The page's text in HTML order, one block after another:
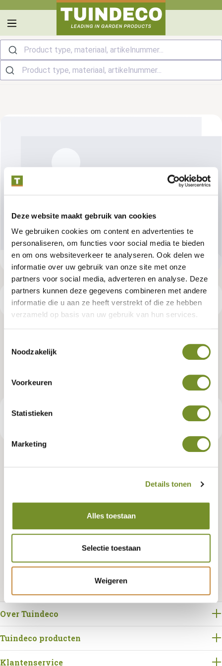
Deze website maakt gebruik van cookies
We gebruiken cookies om content en advertenties te
personaliseren, om functies voor social media te bieden
en om ons websiteverkeer te analyseren. Ook delen we
informatie over uw gebruik van onze site met onze
partners voor social media, adverteren en analyse. Deze
partners kunnen deze gegevens combineren met andere
informatie die u aan ze heeft verstrekt of die ze hebben
verzameld op basis van uw gebruik van hun services.
Noodzakelijk
Voorkeuren
Statistieken
Marketing
Details tonen
Alles toestaan
Selectie toestaan
Weigeren
Product type, materiaal, artikelnummer...
Productspecificaties
geïmpregneerd
Artikelnummer:
€ 2.859,00
Tuindeco dealer? Log in voor je eigen prijzen.
Bestellen
Over Tuindeco
Tuindeco producten
Klantenservice